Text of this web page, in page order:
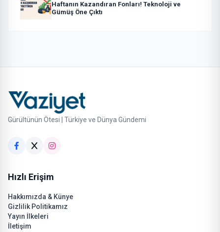
Haftanın Kazandıran Fonları! Teknoloji ve
Gümüş Öne Çıktı
Gürültünün Ötesi | Türkiye ve Dünya Gündemi
Hızlı Erişim
Hakkımızda & Künye
Gizlilik Politikamız
Yayın İlkeleri
İletişim